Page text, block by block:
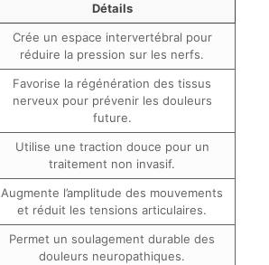
Détails
Crée un espace intervertébral pour
réduire la pression sur les nerfs.
Favorise la régénération des tissus
nerveux pour prévenir les douleurs
future.
Utilise une traction douce pour un
traitement non invasif.
Augmente l’amplitude des mouvements
et réduit les tensions articulaires.
Permet un soulagement durable des
douleurs neuropathiques.